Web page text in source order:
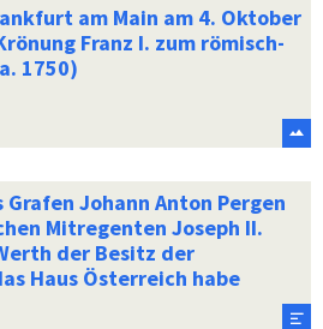
am Main am 4. Oktober
Franz I. zum römisch-
1750)
Johann Anton Pergen
Mitregenten Joseph II.
der Besitz der
Haus Österreich habe